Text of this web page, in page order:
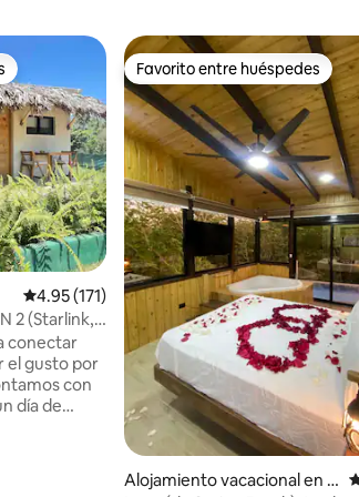
huéspedes
Calificación promedio: 4.95 de 5; 171
4.95 (171)
2 (Starlink,
conectar
el gusto por
con
día de
Favorito entre huéspedes
Favorito entre huéspedes
Alojamiento vacacional en J